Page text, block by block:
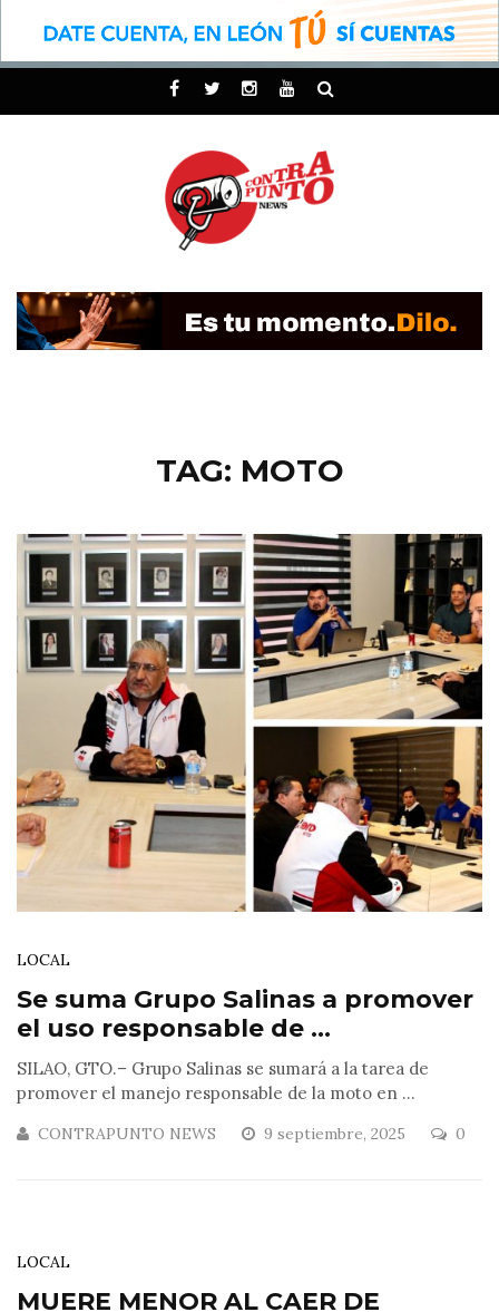
TAG: MOTO
LOCAL
Se suma Grupo Salinas a promover
el uso responsable de ...
SILAO, GTO.– Grupo Salinas se sumará a la tarea de
promover el manejo responsable de la moto en ...
CONTRAPUNTO NEWS 9 septiembre, 2025 0
LOCAL
MUERE MENOR AL CAER DE